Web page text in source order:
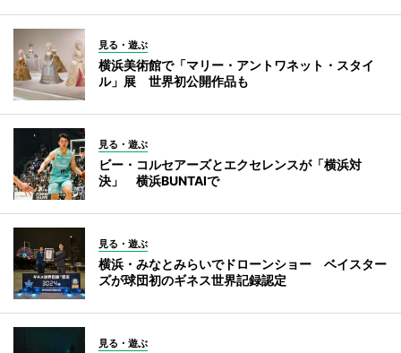
見る・遊ぶ
横浜美術館で「マリー・アントワネット・スタイ
ル」展 世界初公開作品も
見る・遊ぶ
ビー・コルセアーズとエクセレンスが「横浜対
決」 横浜BUNTAIで
見る・遊ぶ
横浜・みなとみらいでドローンショー ベイスター
ズが球団初のギネス世界記録認定
見る・遊ぶ